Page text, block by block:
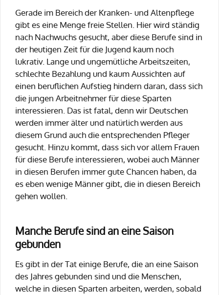
Gerade im Bereich der Kranken- und Altenpflege
gibt es eine Menge freie Stellen. Hier wird ständig
nach Nachwuchs gesucht, aber diese Berufe sind in
der heutigen Zeit für die Jugend kaum noch
lukrativ. Lange und ungemütliche Arbeitszeiten,
schlechte Bezahlung und kaum Aussichten auf
einen beruflichen Aufstieg hindern daran, dass sich
die jungen Arbeitnehmer für diese Sparten
interessieren. Das ist fatal, denn wir Deutschen
werden immer älter und natürlich werden aus
diesem Grund auch die entsprechenden Pfleger
gesucht. Hinzu kommt, dass sich vor allem Frauen
für diese Berufe interessieren, wobei auch Männer
in diesen Berufen immer gute Chancen haben, da
es eben wenige Männer gibt, die in diesen Bereich
gehen wollen.
Manche Berufe sind an eine Saison
gebunden
Es gibt in der Tat einige Berufe, die an eine Saison
des Jahres gebunden sind und die Menschen,
welche in diesen Sparten arbeiten, werden, sobald